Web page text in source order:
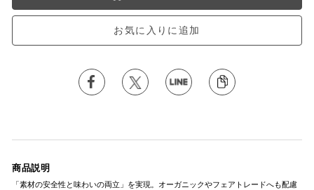
お気に入りに追加
商品説明
「素材の安全性と味わいの両立」を実現。オーガニックやフェアトレードへも配慮